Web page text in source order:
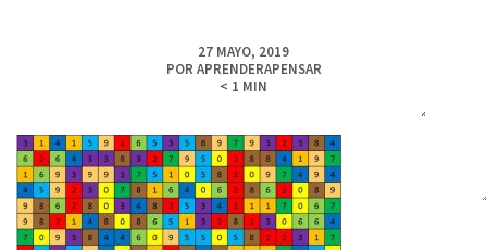
27 MAYO, 2019
POR APRENDERAPENSAR
< 1 MIN